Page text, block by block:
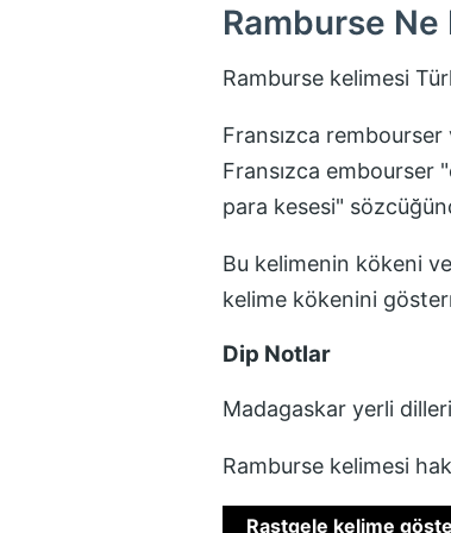
Ramburse Ne
Ramburse kelimesi
Fransızca rembourser
Fransızca embourser
para kesesi"
Bu kelimenin kökeni
kelime kökenini
Dip Notlar
Madagaskar yerli
Ramburse kelimesi
Rastgele kelime